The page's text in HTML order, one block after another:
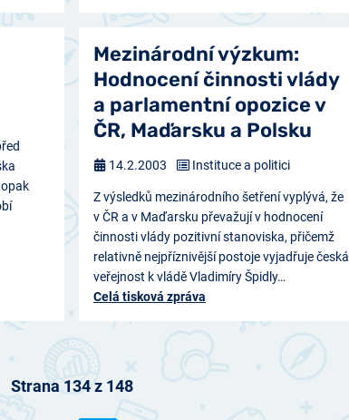
Mezinárodní výzkum:
Hodnocení činnosti vlády
a parlamentní opozice v
ČR, Maďarsku a Polsku
Z výsledků mezinárodního šetření vyplývá, že
v ČR a v Maďarsku převažují v hodnocení
činnosti vlády pozitivní stanoviska, přičemž
relativně nejpříznivější postoje vyjadřuje česká
veřejnost k vládě Vladimíry Špidly…
Celá tisková zpráva
14.2.2003 Instituce a politici
Strana 134 z 148